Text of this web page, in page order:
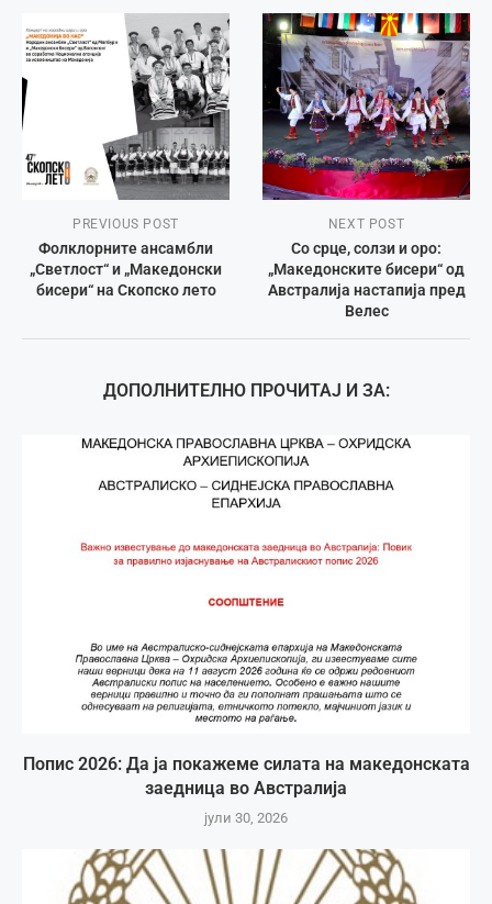
PREVIOUS POST
Фолклорните ансамбли
„Светлост“ и „Македонски
бисери“ на Скопско лето
NEXT POST
Со срце, солзи и оро:
„Македонските бисери“ од
Австралија настапија пред
Велес
ДОПОЛНИТЕЛНО ПРОЧИТАЈ И ЗА:
Попис 2026: Да ја покажеме силата на македонската
заедница во Австралија
јули 30, 2026